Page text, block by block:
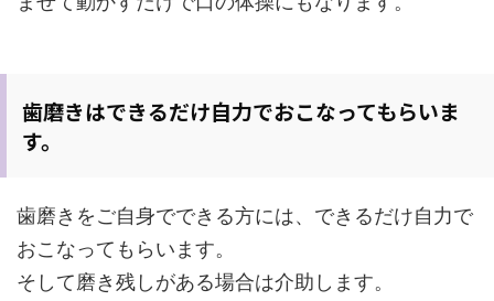
歯磨きはできるだけ自力でおこなってもらいま
す。
歯磨きをご自身でできる方には、できるだけ自力で
おこなってもらいます。
そして磨き残しがある場合は介助します。